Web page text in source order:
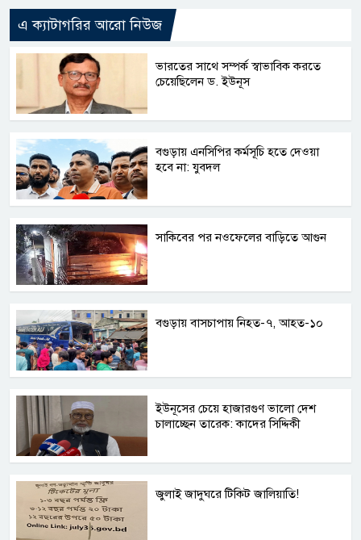
এ ক্যাটাগরির আরো নিউজ
ভারতের সাথে সম্পর্ক স্বাভাবিক করতে
চেয়েছিলেন ড. ইউনূস
বগুড়ায় এনসিপির কর্মসূচি হতে দেওয়া
হবে না: যুবদল
সাকিবের পর নওফেলের বাড়িতে আগুন
বগুড়ায় বাসচাপায় নিহত-৭, আহত-১০
ইউনূসের চেয়ে হাজারগুণ ভালো দেশ
চালাচ্ছেন তারেক: কাদের সিদ্দিকী
জুলাই জাদুঘরে টিকিট জালিয়াতি!